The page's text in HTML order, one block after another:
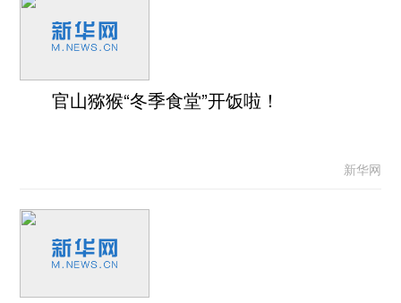
官山猕猴“冬季食堂”开饭啦！
新华网